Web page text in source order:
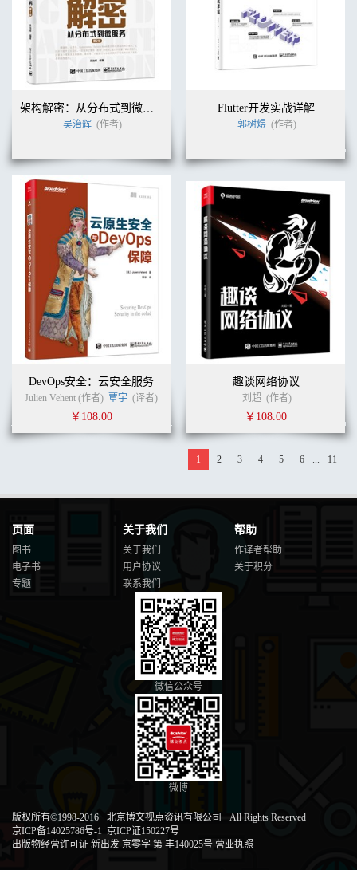
架构解密：从分布式到微服务（第2版）
吴治辉 (作者)
Flutter开发实战详解
郭树煜 (作者)
DevOps安全：云安全服务
Julien Vehent (作者) 覃宇 (译者)
￥108.00
趣谈网络协议
刘超 (作者)
￥108.00
1 2 3 4 5 6 ... 11
页面
图书
电子书
专题
关于我们
关于我们
用户协议
联系我们
帮助
作译者帮助
关于积分
微信公众号
微博
版权所有©1998-2016 · 北京博文视点资讯有限公司 · All Rights Reserved
京ICP备14025786号-1 京ICP证150227号
出版物经营许可证 新出发 京零字 第 丰140025号 营业执照